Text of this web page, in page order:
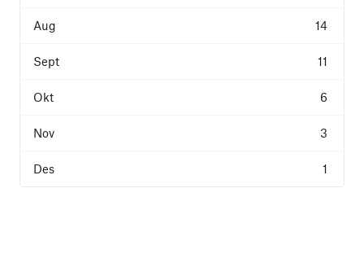
14
11
6
3
1